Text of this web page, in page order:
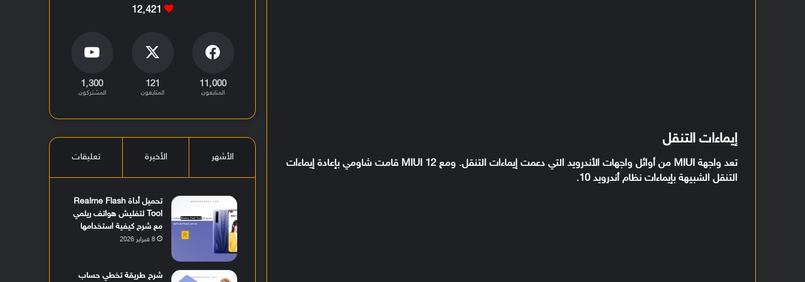
إيماءات التنقل
تعد واجهة MIUI من أوائل واجهات الأندرويد التي دعمت إيماءات التنقل. ومع MIUI 12 قامت شاومي بإعادة إيماءات
التنقل الشبيهة بإيماءات نظام أندرويد 10.
12٬421
11٬000
المتابعون
121
المتابعون
1٬300
المشتركون
الأشهر الأخيرة تعليقات
تحميل أداة Realme Flash
Tool لتفليش هواتف ريلمي
مع شرح كيفية استخدامها
8 فبراير 2026
شرح طريقة تخطي حساب